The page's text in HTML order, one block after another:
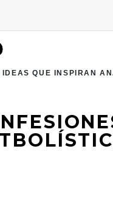
IDEAS QUE INSPIRAN